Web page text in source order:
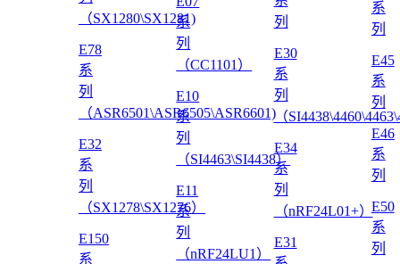
（SX1280\SX1281)
E78
系
列
（ASR6501\ASR6505\ASR6601)
E32
系
列
（SX1278\SX1276）
E150
系
系
列
（CC1101）
E10
系
列
（SI4463\SI4438）
E11
系
列
（nRF24LU1）
列
E30
系
列
（
E34
系
列
（nRF24L01+）
E31
系
列
E45
系
列
E46
系
列
E50
系
列